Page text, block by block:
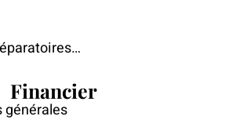
Financier
générales